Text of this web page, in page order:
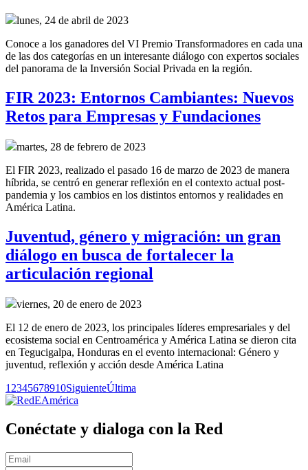
lunes, 24 de abril de 2023
Conoce a los ganadores del VI Premio Transformadores en cada una
de las dos categorías en un interesante diálogo con expertos sociales
del panorama de la Inversión Social Privada en la región.
FIR 2023: Entornos Cambiantes: Nuevos
Retos para Empresas y Fundaciones
martes, 28 de febrero de 2023
El FIR 2023, realizado el pasado 16 de marzo de 2023 de manera
híbrida, se centró en generar reflexión en el contexto actual post-
pandemia y los cambios en los distintos entornos y realidades en
América Latina.
Juventud, género y migración: un gran
diálogo en busca de fortalecer la
articulación regional
viernes, 20 de enero de 2023
El 12 de enero de 2023, los principales líderes empresariales y del
ecosistema social en Centroamérica y América Latina se dieron cita
en Tegucigalpa, Honduras en el evento internacional: Género y
juventud, reflexión y acción desde América Latina
1 2345678910SiguienteÚltima
Conéctate y dialoga con la Red